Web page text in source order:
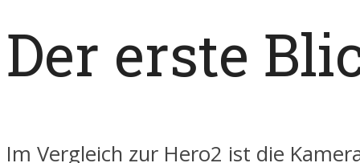
Der erste
Im Vergleich zur Hero2 ist die